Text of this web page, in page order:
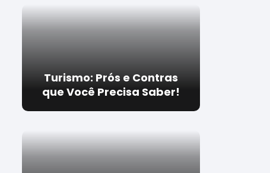
Turismo: Prós e Contras
que Você Precisa Saber!